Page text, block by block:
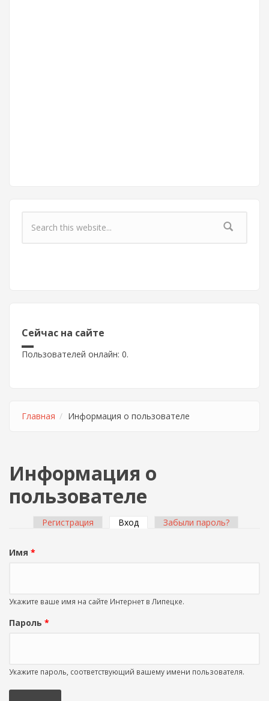
Форма поиска
Сейчас на сайте
Пользователей онлайн: 0.
Главная Информация о пользователе
Информация о
пользователе
Регистрация Вход (активная вкладка)
Забыли пароль?
Имя *
Укажите ваше имя на сайте Интернет в Липецке.
Пароль *
Укажите пароль, соответствующий вашему имени пользователя.